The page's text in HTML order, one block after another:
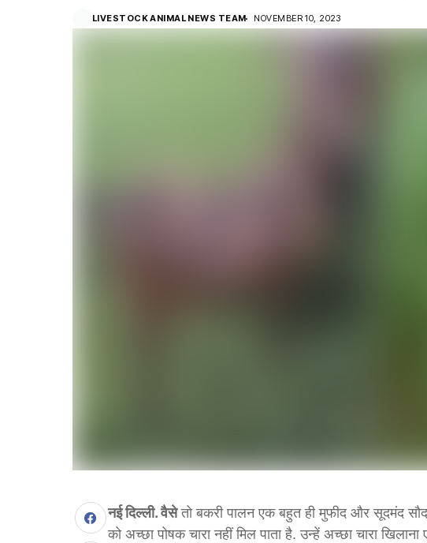
LIVESTOCK ANIMAL NEWS TEAM NOVEMBER 10, 2023
नई दिल्ली. वैसेतो बकरी पालन एक बहुत ही मुफीद और सूदमंद
को अच्छा पोषक चारा नहीं मिल पाता है. उन्हें अच्छा चारा